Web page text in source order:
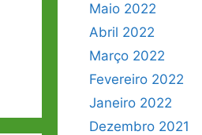
Maio 2022
Abril 2022
Março 2022
Fevereiro 2022
Janeiro 2022
Dezembro 2021